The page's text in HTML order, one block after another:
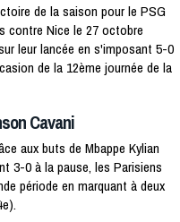
de la saison pour le PSG
contre Nice le 27 octobre
leur lancée en s'imposant 5-0
de la 12ème journée de la
Cavani
aux buts de Mbappe Kylian
3-0 à la pause, les Parisiens
période en marquant à deux